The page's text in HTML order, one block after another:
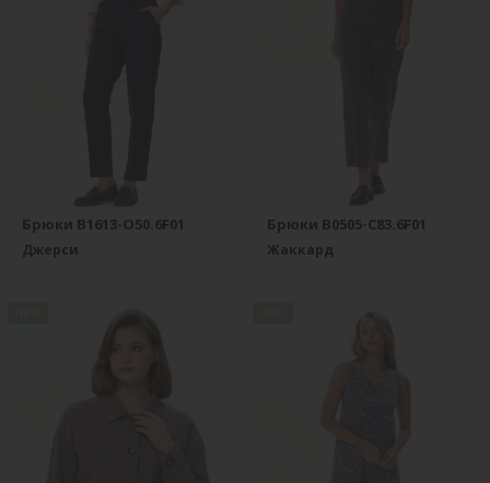
Брюки B1613-O50.6F01
Джерси
Брюки B0505-C83.6F01
Жаккард